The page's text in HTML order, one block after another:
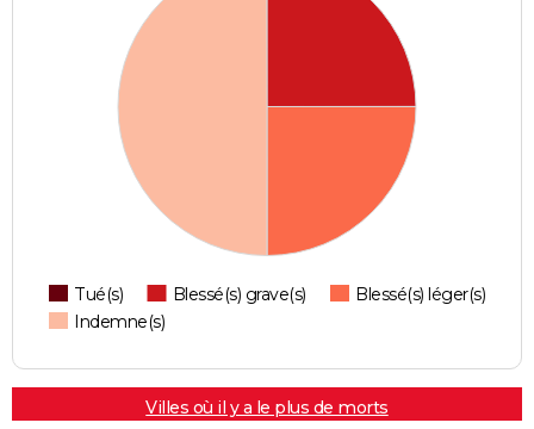
Tué(s) Blessé(s) grave(s)
Blessé(s) léger(s)
Indemne(s)
Villes où il y a le plus de morts